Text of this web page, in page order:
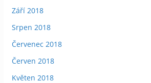
Září 2018
Srpen 2018
Červenec 2018
Červen 2018
Květen 2018